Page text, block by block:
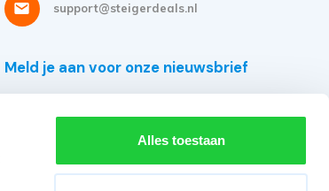
Alles toestaan
support@steigerdeals.nl
Meld je aan voor onze nieuwsbrief